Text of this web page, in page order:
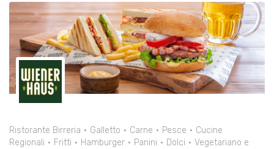
Ristorante Birreria Galletto Carne Pesce
Cucine
Regionali
Fritti Hamburger Panini Dolci
Vegetariano e